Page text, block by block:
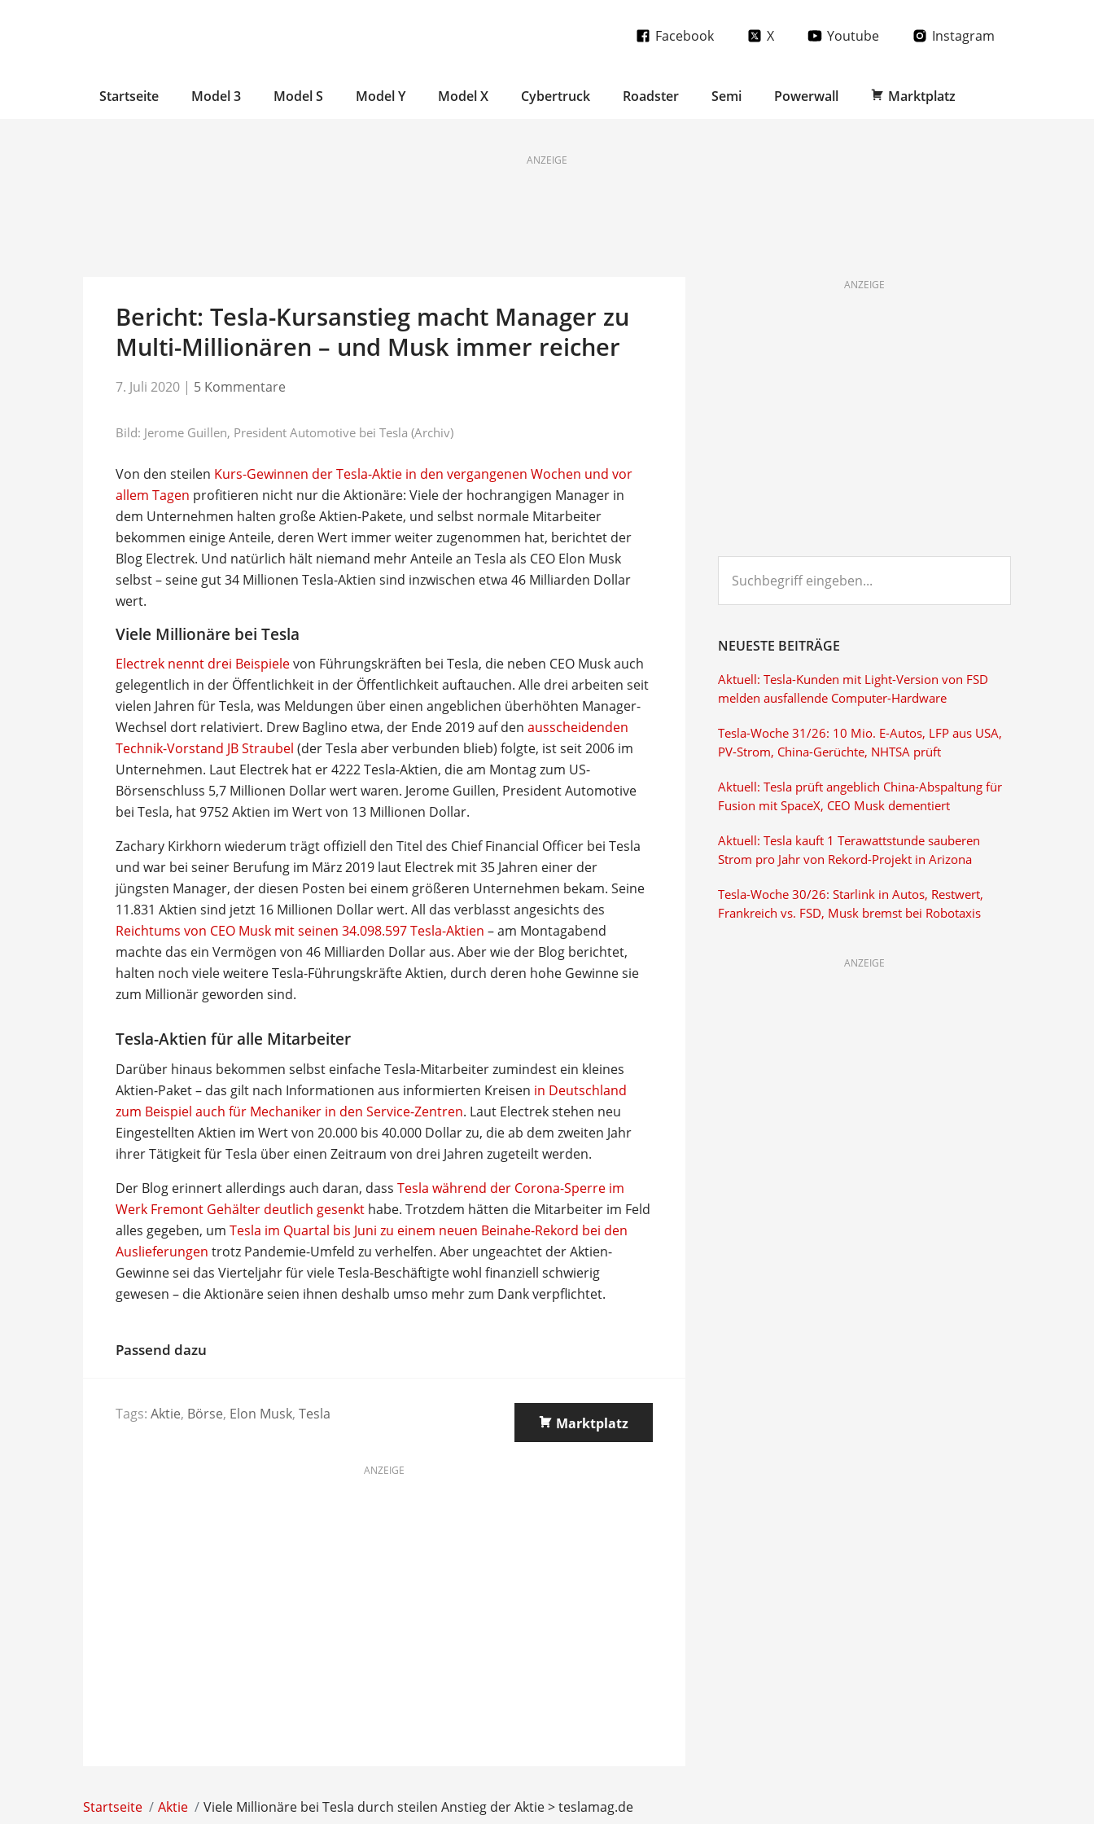
Facebook X Youtube Instagram
Startseite Model 3 Model S Model Y Model X Cybertruck Roadster Semi Powerwall Marktplatz
ANZEIGE
Bericht: Tesla-Kursanstieg macht Manager zu
Multi-Millionären – und Musk immer reicher
7. Juli 2020 | 5 Kommentare
Bild: Jerome Guillen, President Automotive bei Tesla (Archiv)
Von den steilen Kurs-Gewinnen der Tesla-Aktie in den vergangenen Wochen und vor
allem Tagen profitieren nicht nur die Aktionäre: Viele der hochrangigen Manager in
dem Unternehmen halten große Aktien-Pakete, und selbst normale Mitarbeiter
bekommen einige Anteile, deren Wert immer weiter zugenommen hat, berichtet der
Blog Electrek. Und natürlich hält niemand mehr Anteile an Tesla als CEO Elon Musk
selbst – seine gut 34 Millionen Tesla-Aktien sind inzwischen etwa 46 Milliarden Dollar
wert.
Viele Millionäre bei Tesla
Electrek nennt drei Beispielevon Führungskräften bei Tesla, die neben CEO Musk auch
gelegentlich in der Öffentlichkeit in der Öffentlichkeit auftauchen. Alle drei arbeiten seit
vielen Jahren für Tesla, was Meldungen über einen angeblichen überhöhten Manager-
Wechsel dort relativiert. Drew Baglino etwa, der Ende 2019 auf den ausscheidenden
Technik-Vorstand JB Straubel (der Tesla aber verbunden blieb) folgte, ist seit 2006 im
Unternehmen. Laut Electrek hat er 4222 Tesla-Aktien, die am Montag zum US-
Börsenschluss 5,7 Millionen Dollar wert waren. Jerome Guillen, President Automotive
bei Tesla, hat 9752 Aktien im Wert von 13 Millionen Dollar.
Zachary Kirkhorn wiederum trägt offiziell den Titel des Chief Financial Officer bei Tesla
und war bei seiner Berufung im März 2019 laut Electrek mit 35 Jahren einer der
jüngsten Manager, der diesen Posten bei einem größeren Unternehmen bekam. Seine
11.831 Aktien sind jetzt 16 Millionen Dollar wert. All das verblasst angesichts des
Reichtums von CEO Musk mit seinen 34.098.597 Tesla-Aktien – am Montagabend
machte das ein Vermögen von 46 Milliarden Dollar aus. Aber wie der Blog berichtet,
halten noch viele weitere Tesla-Führungskräfte Aktien, durch deren hohe Gewinne sie
zum Millionär geworden sind.
Tesla-Aktien für alle Mitarbeiter
Darüber hinaus bekommen selbst einfache Tesla-Mitarbeiter zumindest ein kleines
Aktien-Paket – das gilt nach Informationen aus informierten Kreisen in Deutschland
zum Beispiel auch für Mechaniker in den Service-Zentren. Laut Electrek stehen neu
Eingestellten Aktien im Wert von 20.000 bis 40.000 Dollar zu, die ab dem zweiten Jahr
ihrer Tätigkeit für Tesla über einen Zeitraum von drei Jahren zugeteilt werden.
Der Blog erinnert allerdings auch daran, dass Tesla während der Corona-Sperre im
Werk Fremont Gehälter deutlich gesenkt habe. Trotzdem hätten die Mitarbeiter im Feld
alles gegeben, um Tesla im Quartal bis Juni zu einem neuen Beinahe-Rekord bei den
Auslieferungen trotz Pandemie-Umfeld zu verhelfen. Aber ungeachtet der Aktien-
Gewinne sei das Vierteljahr für viele Tesla-Beschäftigte wohl finanziell schwierig
gewesen – die Aktionäre seien ihnen deshalb umso mehr zum Dank verpflichtet.
Passend dazu
Tags: Aktie, Börse, Elon Musk, Tesla
Marktplatz
ANZEIGE
ANZEIGE
eingeben...
NEUESTE BEITRÄGE
Aktuell: Tesla-Kunden mit Light-Version von FSD
melden ausfallende Computer-Hardware
Tesla-Woche 31/26: 10 Mio. E-Autos, LFP aus USA,
PV-Strom, China-Gerüchte, NHTSA prüft
Aktuell: Tesla prüft angeblich China-Abspaltung für
Fusion mit SpaceX, CEO Musk dementiert
Aktuell: Tesla kauft 1 Terawattstunde sauberen
Strom pro Jahr von Rekord-Projekt in Arizona
Tesla-Woche 30/26: Starlink in Autos, Restwert,
Frankreich vs. FSD, Musk bremst bei Robotaxis
ANZEIGE
Startseite Aktie Viele Millionäre bei Tesla durch steilen Anstieg der Aktie > teslamag.de